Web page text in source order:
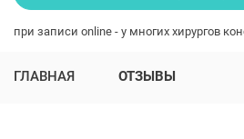
при записи online - у многих хирургов
ГЛАВНАЯ ОТЗЫВЫ